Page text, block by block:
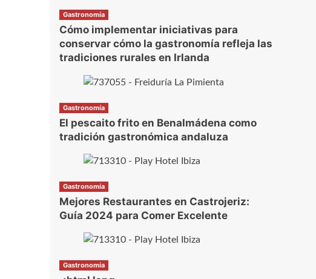
Gastronomía
Cómo implementar iniciativas para
conservar cómo la gastronomía refleja las
tradiciones rurales en Irlanda
Gastronomía
El pescaito frito en Benalmádena como
tradición gastronómica andaluza
Gastronomía
Mejores Restaurantes en Castrojeriz:
Guía 2024 para Comer Excelente
Gastronomía